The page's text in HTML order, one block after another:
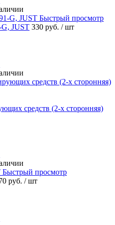
Быстрый просмотр
JUST 330 руб. / шт
средств (2-х сторонняя)
Быстрый просмотр
руб. / шт